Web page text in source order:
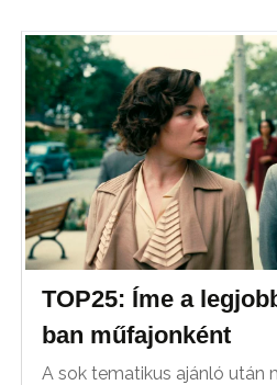
TOP25: Íme a
ban műfajonként
A sok tematikus ajánló után